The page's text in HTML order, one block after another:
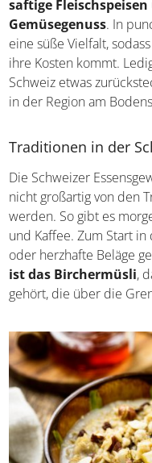
Geschmäcker gerichtet.
mal
saftige
vegetarischen
herrscht ebenfalls eine
Naschkatze im Urlaub
Fischliebhaber müssen
Region am Bodensee
Traditionen in der
Die Schweizer
nicht großartig von den
gelebt werden. So gibt
Brötchen und Kaffee.
wahlweise süße oder
ebenfalls zu den
hinaus Bekanntheit